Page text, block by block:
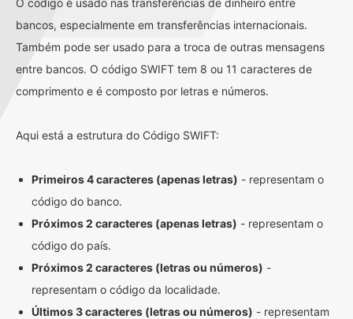
O código é usado nas transferências de dinheiro entre
bancos, especialmente em transferências internacionais.
Também pode ser usado para a troca de outras mensagens
entre bancos. O código SWIFT tem 8 ou 11 caracteres de
comprimento e é composto por letras e números.
Aqui está a estrutura do Código SWIFT:
Primeiros 4 caracteres (apenas letras) - representam o
código do banco.
Próximos 2 caracteres (apenas letras) - representam o
código do país.
Próximos 2 caracteres (letras ou números) -
representam o código da localidade.
Últimos 3 caracteres (letras ou números) - representam